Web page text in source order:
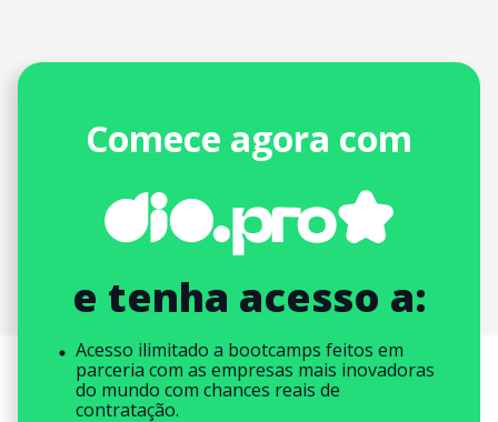
Comece agora com
e tenha acesso a:
Acesso ilimitado a bootcamps feitos em
parceria com as empresas mais inovadoras
do mundo com chances reais de
contratação.